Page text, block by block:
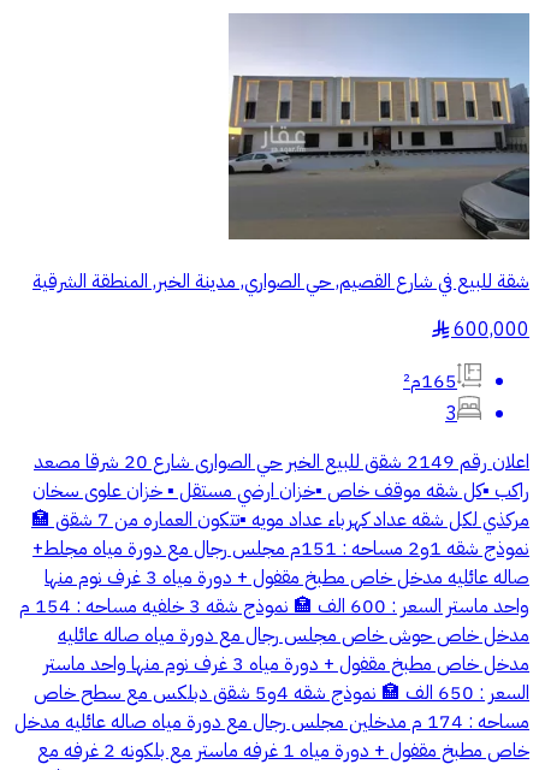
شقة للبيع في شارع القصيم, حي الصواري, مدينة الخبر, المنطقة الشرقية
600,000
§
165م²
3
اعلان رقم 2149 شقق للبيع الخبر حي الصوارى شارع 20 شرقا مصعد
راكب ▪️كل شقه موقف خاص ▪️خزان ارضي مستقل ▪️ خزان علوى سخان
مركذي لكل شقه عداد كهرباء عداد مويه ▪️تتكون العماره من 7 شقق 🏣
نموذج شقه 1و2 مساحه : 151م مجلس رجال مع دورة مياه مجلط+
صاله عائليه مدخل خاص مطبخ مقفول + دورة مياه 3 غرف نوم منها
واحد ماستر السعر : 600 الف 🏣 نموذج شقه 3 خلفيه مساحه : 154 م
مدخل خاص حوش خاص مجلس رجال مع دورة مياه صاله عائليه
مدخل خاص مطبخ مقفول + دورة مياه 3 غرف نوم منها واحد ماستر
السعر : 650 الف 🏣 نموذج شقه 4و5 شقق دبلكس مع سطح خاص
مساحه : 174 م مدخلين مجلس رجال مع دورة مياه صاله عائليه مدخل
خاص مطبخ مقفول + دورة مياه 1 غرفه ماستر مع بلكونه 2 غرفه مع